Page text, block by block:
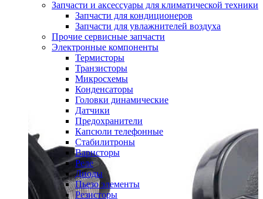
Запчасти и аксессуары для климатической техники
Запчасти для кондиционеров
Запчасти для увлажнителей воздуха
Прочие сервисные запчасти
Электронные компоненты
Термисторы
Транзисторы
Микросхемы
Конденсаторы
Головки динамические
Датчики
Предохранители
Капсюли телефонные
Стабилитроны
Варисторы
Реле
Диоды
Пьезо элементы
Резисторы